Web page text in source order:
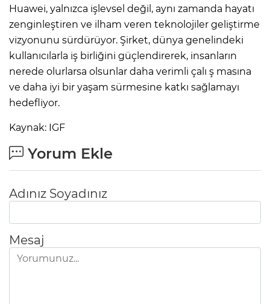
Huawei, yalnızca işlevsel değil, aynı zamanda hayatı
zenginleştiren ve ilham veren teknolojiler geliştirme
vizyonunu sürdürüyor. Şirket, dünya genelindeki
kullanıcılarla iş birliğini güçlendirerek, insanların
nerede olurlarsa olsunlar daha verimli çalı ş masına
ve daha iyi bir yaşam sürmesine katkı sağlamayı
hedefliyor.
Kaynak: IGF
Yorum Ekle
Adınız Soyadınız
Mesaj